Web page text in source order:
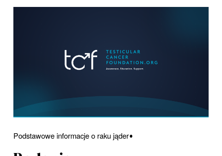
Podstawowe informacje o raku jąder